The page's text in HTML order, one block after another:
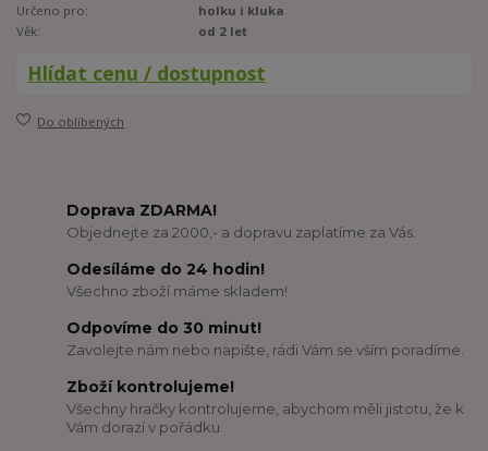
Určeno pro:
holku i kluka
Věk:
od 2 let
Hlídat cenu / dostupnost
Do oblíbených
Doprava ZDARMA!
Objednejte za 2000,- a dopravu zaplatíme za Vás.
Odesíláme do 24 hodin!
Všechno zboží máme skladem!
Odpovíme do 30 minut!
Zavolejte nám nebo napište, rádi Vám se vším poradíme.
Zboží kontrolujeme!
Všechny hračky kontrolujeme, abychom měli jistotu, že k
Vám dorazí v pořádku.